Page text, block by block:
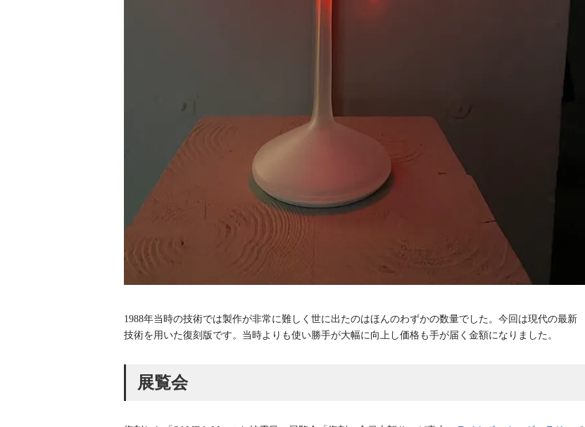
1988年当時の技術では製作が非常に難しく世に出たのはほんのわずかの数量でした。今回は現代の最新
技術を用いた復刻版です。当時よりも使い勝手が大幅に向上し価格も手が届く金額になりました。
展覧会